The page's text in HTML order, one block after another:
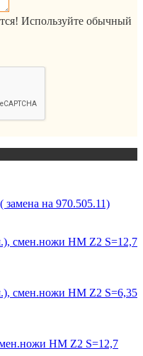
Используйте обычный
на 970.505.11)
смен.ножи HM Z2 S=12,7
смен.ножи HM Z2 S=6,35
HM Z2 S=12,7